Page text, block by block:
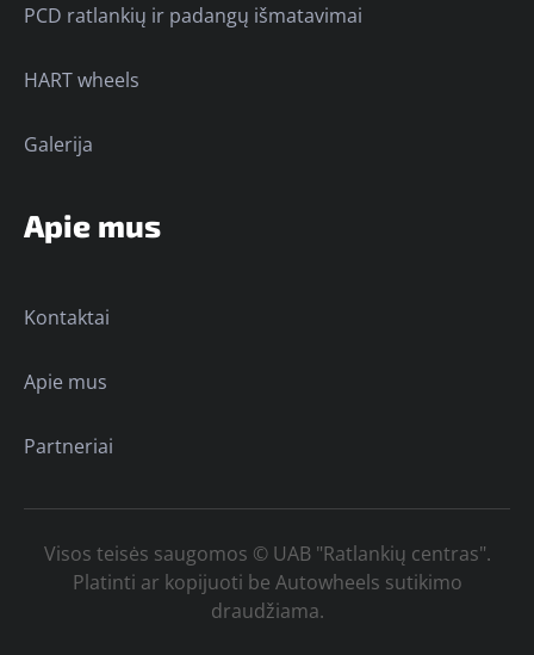
PCD ratlankių ir padangų išmatavimai
HART wheels
Galerija
Apie mus
Kontaktai
Apie mus
Partneriai
Visos teisės saugomos © UAB "Ratlankių centras".
Platinti ar kopijuoti be Autowheels sutikimo
draudžiama.